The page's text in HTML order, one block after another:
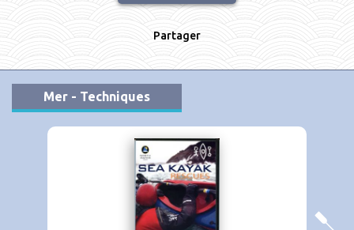
Partager
Mer - Techniques